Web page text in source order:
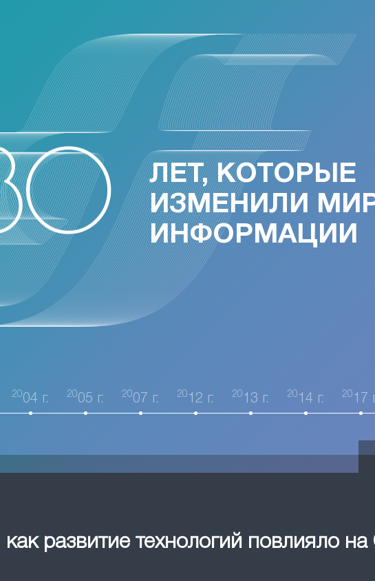
ЛЕТ, КОТОРЫЕ
ИЗМЕНИЛИ
ИНФОРМАЦИИ
2004 г. 2005 г. 2007 г. 20 12 г. 20 13 г. 20 14 г. 20 17
как развитие технологий повлияло